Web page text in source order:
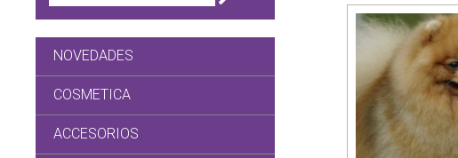
NOVEDADES
COSMETICA
ACCESORIOS